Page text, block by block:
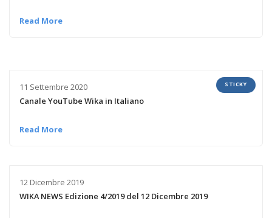
Read More
STICKY
11 Settembre 2020
Canale YouTube Wika in Italiano
Read More
12 Dicembre 2019
WIKA NEWS Edizione 4/2019 del 12 Dicembre 2019